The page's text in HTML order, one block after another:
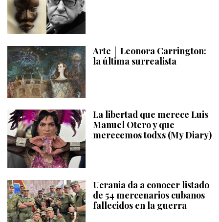
Arte │ Leonora Carrington:
la última surrealista
La libertad que merece Luis
Manuel Otero y que
merecemos todxs (My Diary)
Ucrania da a conocer listado
de 54 mercenarios cubanos
fallecidos en la guerra